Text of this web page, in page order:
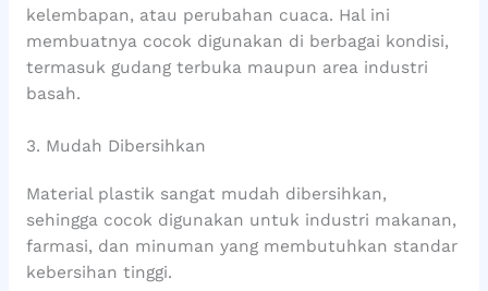
kelembapan, atau perubahan cuaca. Hal ini
membuatnya cocok digunakan di berbagai kondisi,
termasuk gudang terbuka maupun area industri
basah.
3. Mudah Dibersihkan
Material plastik sangat mudah dibersihkan,
sehingga cocok digunakan untuk industri makanan,
farmasi, dan minuman yang membutuhkan standar
kebersihan tinggi.